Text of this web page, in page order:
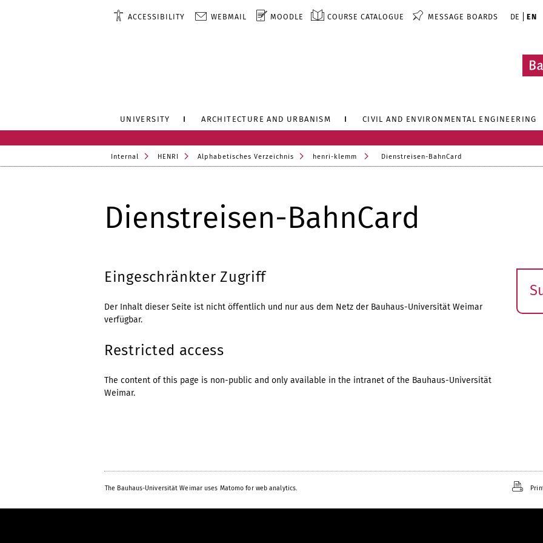
ACCESSIBILITY WEBMAIL MOODLE COURSE CATALOGUE MESSAGE BOARDS DE EN
UNIVERSITY ARCHITECTURE AND URBANISM CIVIL AND ENVIRONMENTAL ENGINEERING
Internal HENRI Alphabetisches Verzeichnis henri-klemm Dienstreisen-BahnCard
Dienstreisen-BahnCard
Eingeschränkter Zugriff
Der Inhalt dieser Seite ist nicht öffentlich und nur aus dem Netz der Bauhaus-Universität Weimar
verfügbar.
Restricted access
The content of this page is non-public and only available in the intranet of the Bauhaus-Universität
Weimar.
The Bauhaus-Universität Weimar uses Matomo for web analytics.